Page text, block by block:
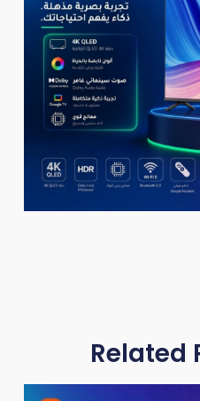
Related